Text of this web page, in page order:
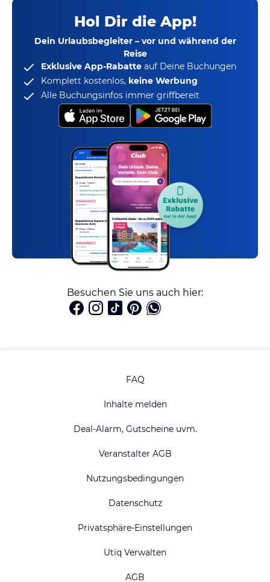
Hol Dir die App!
Dein Urlaubsbegleiter – vor und während der
Reise
Exklusive App-Rabatte auf Deine Buchungen
Komplett kostenlos, keine Werbung
Alle Buchungsinfos immer griffbereit
Besuchen Sie uns auch hier:
FAQ
Inhalte melden
Deal-Alarm, Gutscheine uvm.
Veranstalter AGB
Nutzungsbedingungen
Datenschutz
Privatsphäre-Einstellungen
Utiq Verwalten
AGB